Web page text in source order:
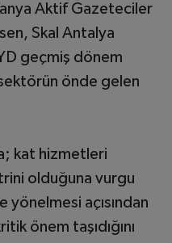
Aktif Gazeteciler
Skal Antalya
geçmiş dönem
önde gelen
kat hizmetleri
olduğuna vurgu
açısından
önem taşıdığını